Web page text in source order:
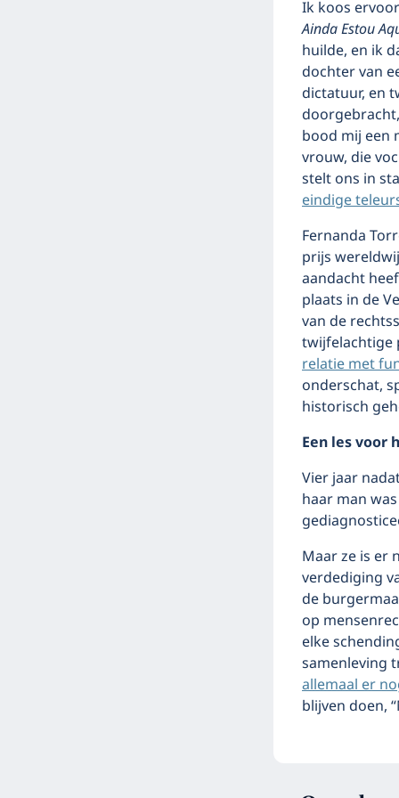
Ik koos
Ainda Estou
huilde, en ik
dochter van
dictatuur, en
bood mij een
vrouw, die
stelt ons in
eindige
Fernanda
prijs
aandacht
plaats in de
van de
twijfelachtige
relatie met
onderschat,
historisch
Een les voor
Vier jaar
haar man
Maar ze is er
verdediging
de
op
elke
samenleving
allemaal er
blijven doen,